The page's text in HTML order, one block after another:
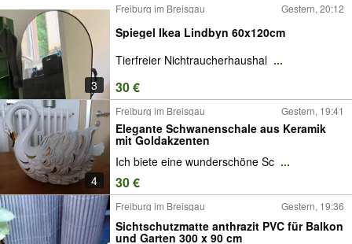
3
Freiburg im Breisgau Gestern, 20:12
Spiegel Ikea Lindbyn 60x120cm
Tierfreier Nichtraucherhaushal ...
30 €
4
Freiburg im Breisgau Gestern, 19:41
Elegante Schwanenschale aus Keramik
mit Goldakzenten
Ich biete eine wunderschöne Sc ...
30 €
Freiburg im Breisgau Gestern, 19:36
Sichtschutzmatte anthrazit PVC für Balkon
und Garten 300 x 90 cm